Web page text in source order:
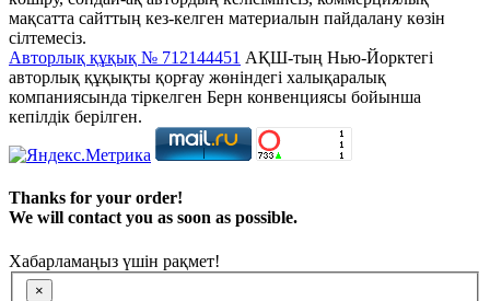
мақсатта сайттың кез-келген материалын пайдалану көзін
сілтемесіз.
Авторлық құқық № 712144451 АҚШ-тың Нью-Йорктегі
авторлық құқықты қорғау жөніндегі халықаралық
компаниясында тіркелген Берн конвенциясы бойынша
кепілдік берілген.
Thanks for your order!
We will contact you as soon as possible.
Хабарламаңыз үшін рақмет!
×